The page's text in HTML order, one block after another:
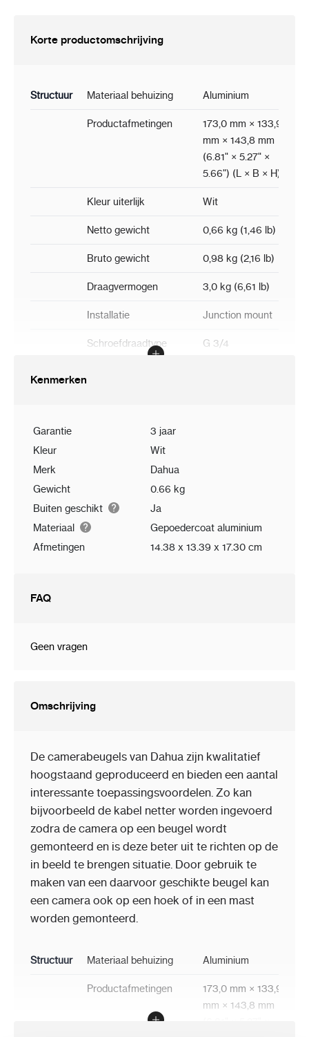
Korte productomschrijving
Structuur Materiaal behuizing Aluminium
Productafmetingen
173,0 mm × 133,9
mm × 143,8 mm
(6.81" × 5.27" ×
5.66") (L × B × H)
Kleur uiterlijk Wit
Netto gewicht 0,66 kg (1,46 lb)
Bruto gewicht 0,98 kg (2,16 lb)
Draagvermogen 3,0 kg (6,61 lb)
Installatie Junction mount
Schroefdraadtype G 3/4
Verpakkingsafmetingen
Omgeving Bescherming
Kenmerken
Garantie
3 jaar
Kleur
Wit
Merk
Dahua
Gewicht
0.66 kg
Buiten geschikt
Ja
Materiaal
Gepoedercoat aluminium
Afmetingen
14.38 x 13.39 x 17.30 cm
FAQ
Geen vragen
Omschrijving
De camerabeugels van Dahua zijn kwalitatief
hoogstaand geproduceerd en bieden een aantal
interessante toepassingsvoordelen. Zo kan
bijvoorbeeld de kabel netter worden ingevoerd
zodra de camera op een beugel wordt
gemonteerd en is deze beter uit te richten op de
in beeld te brengen situatie. Door gebruik te
maken van een daarvoor geschikte beugel kan
een camera ook op een hoek of in een mast
worden gemonteerd.
Structuur Materiaal behuizing Aluminium
Productafmetingen
173,0 mm × 133,9
mm × 143,8 mm